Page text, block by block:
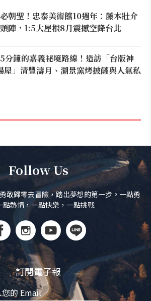
朝聖！忠泰美術館10週年：藤本壯介
陣，1:5大屋根8月震撼空降台北
分鐘的嘉義祕境路線！造訪「台版神
屋」清豐濤月、湖景窯烤披薩與人氣私
Follow Us
敢歸零去冒險，踏出夢想的第一步。一點勇
點熱情，一點快樂，一點挑戰
訂閱電子報